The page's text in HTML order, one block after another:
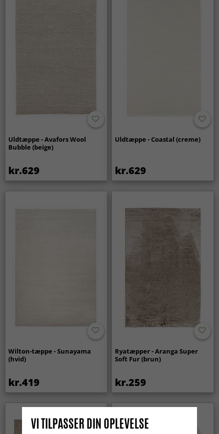
Uldtæppe - Avafors Wool
Bubble (beige)
kr.629
Uldtæppe - Coastal (creme)
kr.629
Wilton-tæppe - Sunayama
(hvid)
kr.419
Ryatæpper - Aranga Super
Soft Fur (brun)
kr.259
VI TILPASSER DIN OPLEVELSE